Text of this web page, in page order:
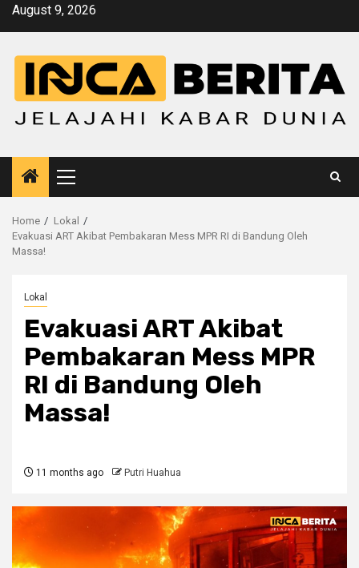
SkipAugust 9, 2026
Primary
Menu
Home
Lokal
Evakuasi ART Akibat Pembakaran Mess MPR RI di Bandung Oleh
Massa!
Lokal
Evakuasi ART Akibat
Pembakaran Mess MPR
RI di Bandung Oleh
Massa!
11 months ago Putri Huahua